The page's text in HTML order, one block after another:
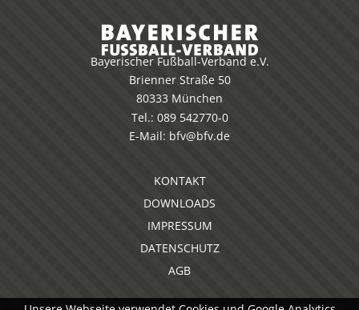
Bayerischer Fußball-Verband e.V.
Brienner Straße 50
80333 München
Tel.: 089 542770-0
E-Mail: bfv@bfv.de
KONTAKT
DOWNLOADS
IMPRESSUM
DATENSCHUTZ
AGB